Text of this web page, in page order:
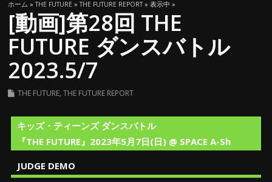
ホーム »THE FUTURE »THE FUTURE REPORT» 表示中 »
[動画]第28回 THE
FUTURE ダンスバトル
2023.5/7
THE FUTURE,THE FUTURE REPORT
キッズ・ティーンズ ダンスバトル
『THE FUTURE』2023年5月7日(日) @ SPACE A-Sh
JUDGE DEMO